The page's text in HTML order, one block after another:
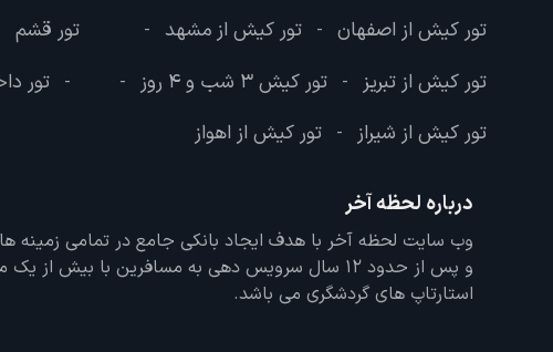
تور کیش از اصفهان - تور کیش از مشهد -
تور کیش از تبریز - تور کیش 3 شب و 4 روز -
تور کیش از شیراز - تور کیش از اهواز
تور قشم
- تور
درباره لحظه آخر
و پس از حدود 12 سال سرویس دهی به مسافرین با بیش
استارتاپ های گردشگری می باشد.